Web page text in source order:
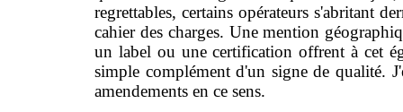
regrettables, certains opérateurs s'abritant
cahier des charges. Une mention
un label ou une certification offrent à cet
simple complément d'un signe de qualité.
amendements en ce sens.